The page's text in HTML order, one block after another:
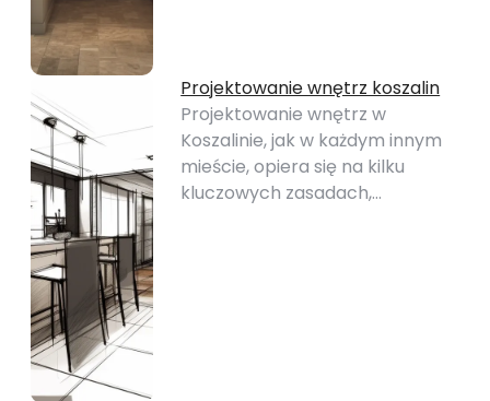
Projektowanie wnętrz koszalin
Projektowanie wnętrz w
Koszalinie, jak w każdym innym
mieście, opiera się na kilku
kluczowych zasadach,…